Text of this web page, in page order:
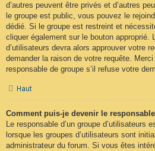
d’autres peuvent être privés et d’autres
le groupe est public, vous pouvez le
dédié. Si le groupe est restreint et
cliquer également sur le bouton approprié.
d’utilisateurs devra alors approuver votre
demander la raison de votre requête.
responsable de groupe s’il refuse votre
Haut
Comment puis-je devenir le
Le responsable d’un groupe d’utilisateurs
lorsque les groupes d’utilisateurs sont
administrateur du forum. Si vous êtes